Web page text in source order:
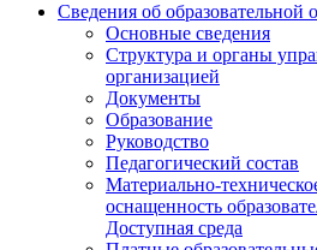
Сведения об образовательной
Основные сведения
Структура и органы
организацией
Документы
Образование
Руководство
Педагогический состав
Материально-
оснащенность
Доступная среда